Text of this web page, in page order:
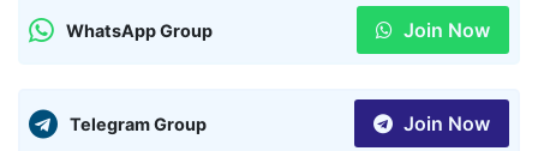
WhatsApp Group Join Now
Telegram Group Join Now